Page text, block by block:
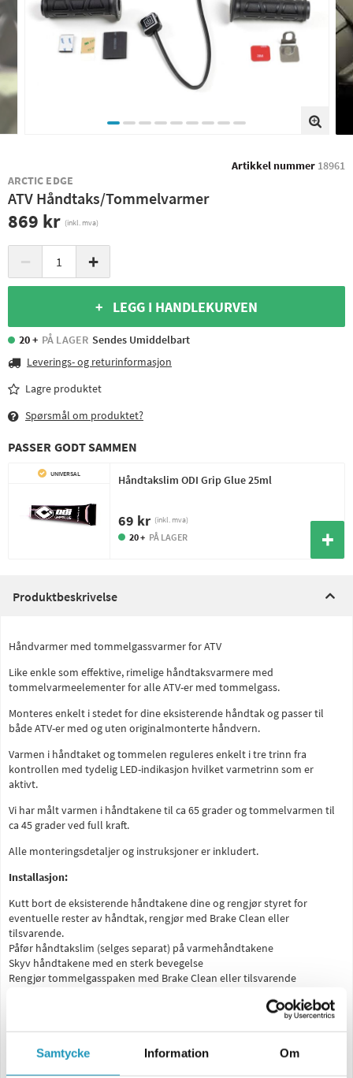
Samtycke Information Om
Artikkel nummer 18961
ARCTIC EDGE
ATV Håndtaks/Tommelvarmer
869 kr (inkl. mva)
− +
+ LEGG I HANDLEKURVEN
20 + PÅ LAGER Sendes Umiddelbart
Leverings- og returinformasjon
Lagre produktet
Spørsmål om produktet?
PASSER GODT SAMMEN
UNIVERSAL Håndtakslim ODI Grip Glue 25ml
69 kr (inkl. mva)
20 + PÅ LAGER
Produktbeskrivelse
Håndvarmer med tommelgassvarmer for ATV
Like enkle som effektive, rimelige håndtaksvarmere med
tommelvarmeelementer for alle ATV-er med tommelgass.
Monteres enkelt i stedet for dine eksisterende håndtak og passer til
både ATV-er med og uten originalmonterte håndvern.
Varmen i håndtaket og tommelen reguleres enkelt i tre trinn fra
kontrollen med tydelig LED-indikasjon hvilket varmetrinn som er
aktivt.
Vi har målt varmen i håndtakene til ca 65 grader og tommelvarmen til
ca 45 grader ved full kraft.
Alle monteringsdetaljer og instruksjoner er inkludert.
Installasjon:
Kutt bort de eksisterende håndtakene dine og rengjør styret for
eventuelle rester av håndtak, rengjør med Brake Clean eller
tilsvarende.
Påfør håndtakslim (selges separat) på varmehåndtakene
Skyv håndtakene med en sterk bevegelse
Rengjør tommelgasspaken med Brake Clean eller tilsvarende
varmluftspistol/hårføner.